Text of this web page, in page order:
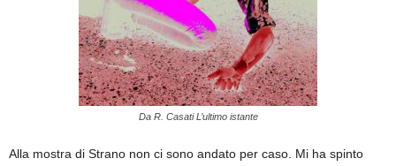
Da R. Casati L’ultimo istante
Alla mostra di Strano non ci sono andato per caso. Mi ha spinto